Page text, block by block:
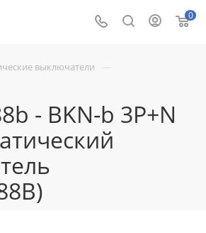
0
выключатели —
- BKN-b 3P+N